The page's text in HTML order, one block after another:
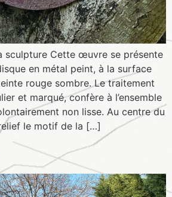
sculpture Cette œuvre se présente
en métal peint, à la surface
rouge sombre. Le traitement
et marqué, confère à l’ensemble
non lisse. Au centre du
le motif de la […]